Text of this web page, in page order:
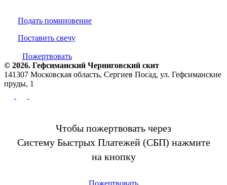
Подать поминовение
Поставить свечу
Пожертвовать
© 2026. Гефсиманский Черниговский cкит
141307 Московская область, Сергиев Посад, ул. Гефсиманские
пруды, 1
Чтобы пожертвовать через
Систему Быстрых Платежей (СБП) нажмите
на кнопку
Пожертвовать